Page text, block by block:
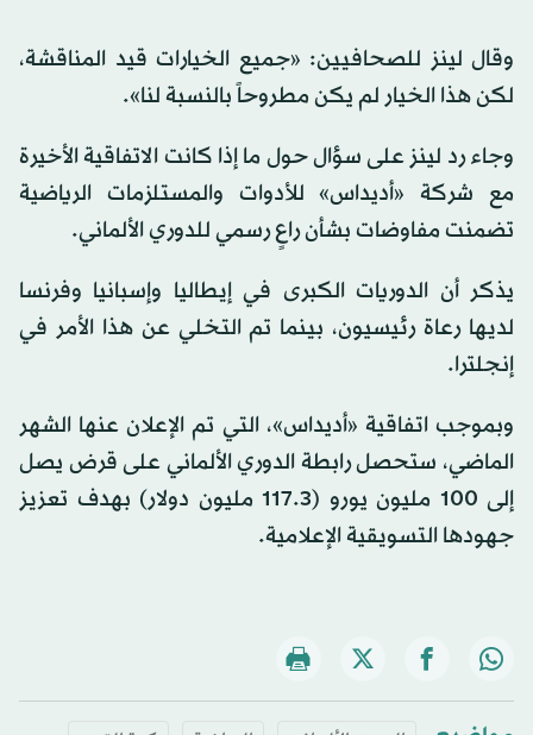
وقال لينز للصحافيين: «جميع الخيارات قيد المناقشة،
لكن هذا الخيار لم يكن مطروحاً بالنسبة لنا».
وجاء رد لينز على سؤال حول ما إذا كانت الاتفاقية الأخيرة
مع شركة «أديداس» للأدوات والمستلزمات الرياضية
تضمنت مفاوضات بشأن راعٍ رسمي للدوري الألماني.
يذكر أن الدوريات الكبرى في إيطاليا وإسبانيا وفرنسا
لديها رعاة رئيسيون، بينما تم التخلي عن هذا الأمر في
إنجلترا.
وبموجب اتفاقية «أديداس»، التي تم الإعلان عنها الشهر
الماضي، ستحصل رابطة الدوري الألماني على قرض يصل
إلى 100 مليون يورو (3.‏117 مليون دولار) بهدف تعزيز
جهودها التسويقية الإعلامية.